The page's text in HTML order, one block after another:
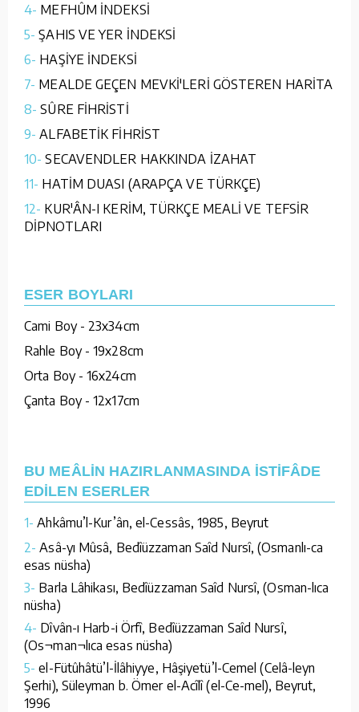
4- MEFHÛM İNDEKSİ
5-ŞAHIS VE YER İNDEKSİ
6- HAŞİYE İNDEKSİ
7- MEALDE GEÇEN MEVKİ'LERİ GÖSTEREN HARİTA
8-SÛRE FİHRİSTİ
9-ALFABETİK FİHRİST
10-SECAVENDLER HAKKINDA İZAHAT
11- HATİM DUASI (ARAPÇA VE TÜRKÇE)
12- KUR'ÂN-I KERİM, TÜRKÇE MEALİ VE TEFSİR
DİPNOTLARI
ESER BOYLARI
Cami Boy - 23x34cm
Rahle Boy - 19x28cm
Orta Boy - 16x24cm
Çanta Boy - 12x17cm
BU MEÂLİN HAZIRLANMASINDA İSTİFÂDE
EDİLEN ESERLER
1-Ahkâmu’l-Kur’ân, el-Cessâs, 1985, Beyrut
2-Asâ-yı Mûsâ, Bedîüzzaman Saîd Nursî, (Osmanlı-ca
esas nüsha)
3- Barla Lâhikası, Bedîüzzaman Saîd Nursî, (Osman-lıca
nüsha)
4- Dîvân-ı Harb-i Örfî, Bedîüzzaman Saîd Nursî,
(Os¬man¬lıca esas nüsha)
5-el-Fütûhâtü’l-İlâhiyye, Hâşiyetü’l-Cemel (Celâ-leyn
Şerhi), Süleyman b. Ömer el-Acîlî (el-Ce-mel), Beyrut,
1996